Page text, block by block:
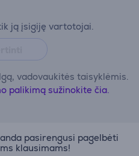
ją įsigiję vartotojai.
vadovaukitės taisyklėmis.
palikimą sužinokite čia.
pasirengusi pagelbėti
klausimams!